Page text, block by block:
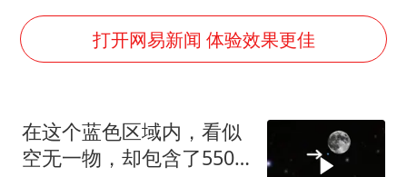
薛之谦杭州站演唱会取消
张本智和：零封向鹏不意外
“准2万亿”之城点名支持三所大学
习近平心系体育强国建设
打开网易新闻 体验效果更佳
在这个蓝色区域内，看似
空无一物，却包含了5500